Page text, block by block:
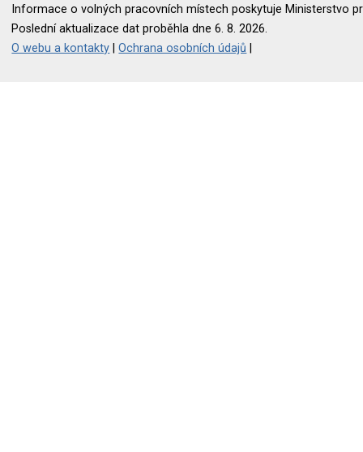
Informace o volných pracovních místech poskytuje Ministerstvo
Poslední aktualizace dat proběhla dne 6. 8. 2026.
O webu a kontakty |Ochrana osobních údajů